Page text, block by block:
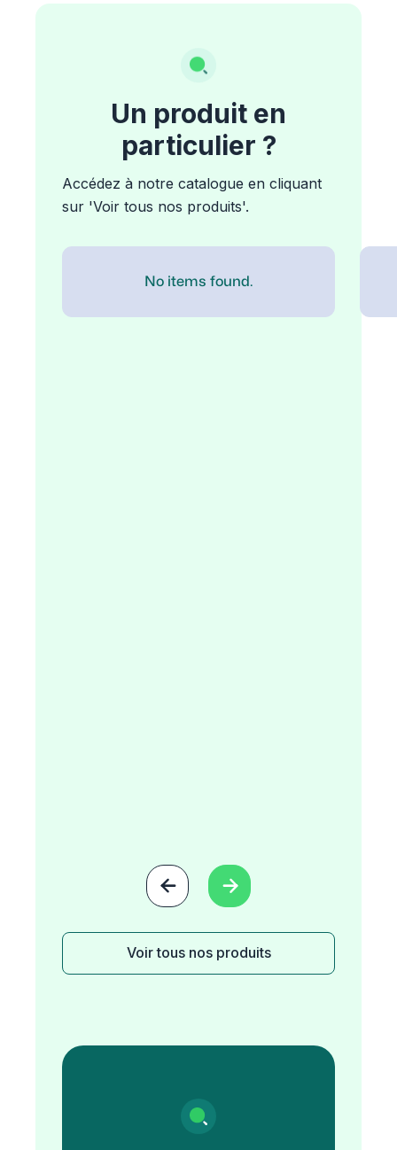
Un produit en
particulier ?
Accédez à notre catalogue en cliquant
sur 'Voir tous nos produits'.
No items found.
 
Voir tous nos produits